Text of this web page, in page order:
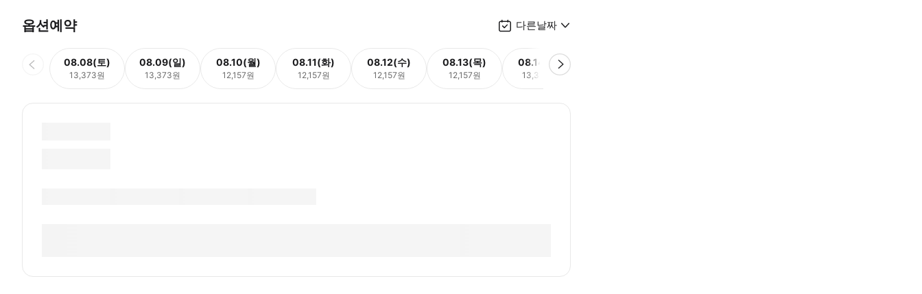
옵션예약 다른날짜
08.08(토)
13,373원
08.09(일)
13,373원
08.10(월)
12,157원
08.11(화)
12,157원
08.12(수)
12,157원
08.13(목)
12,157원
08.14(금)
13,373원